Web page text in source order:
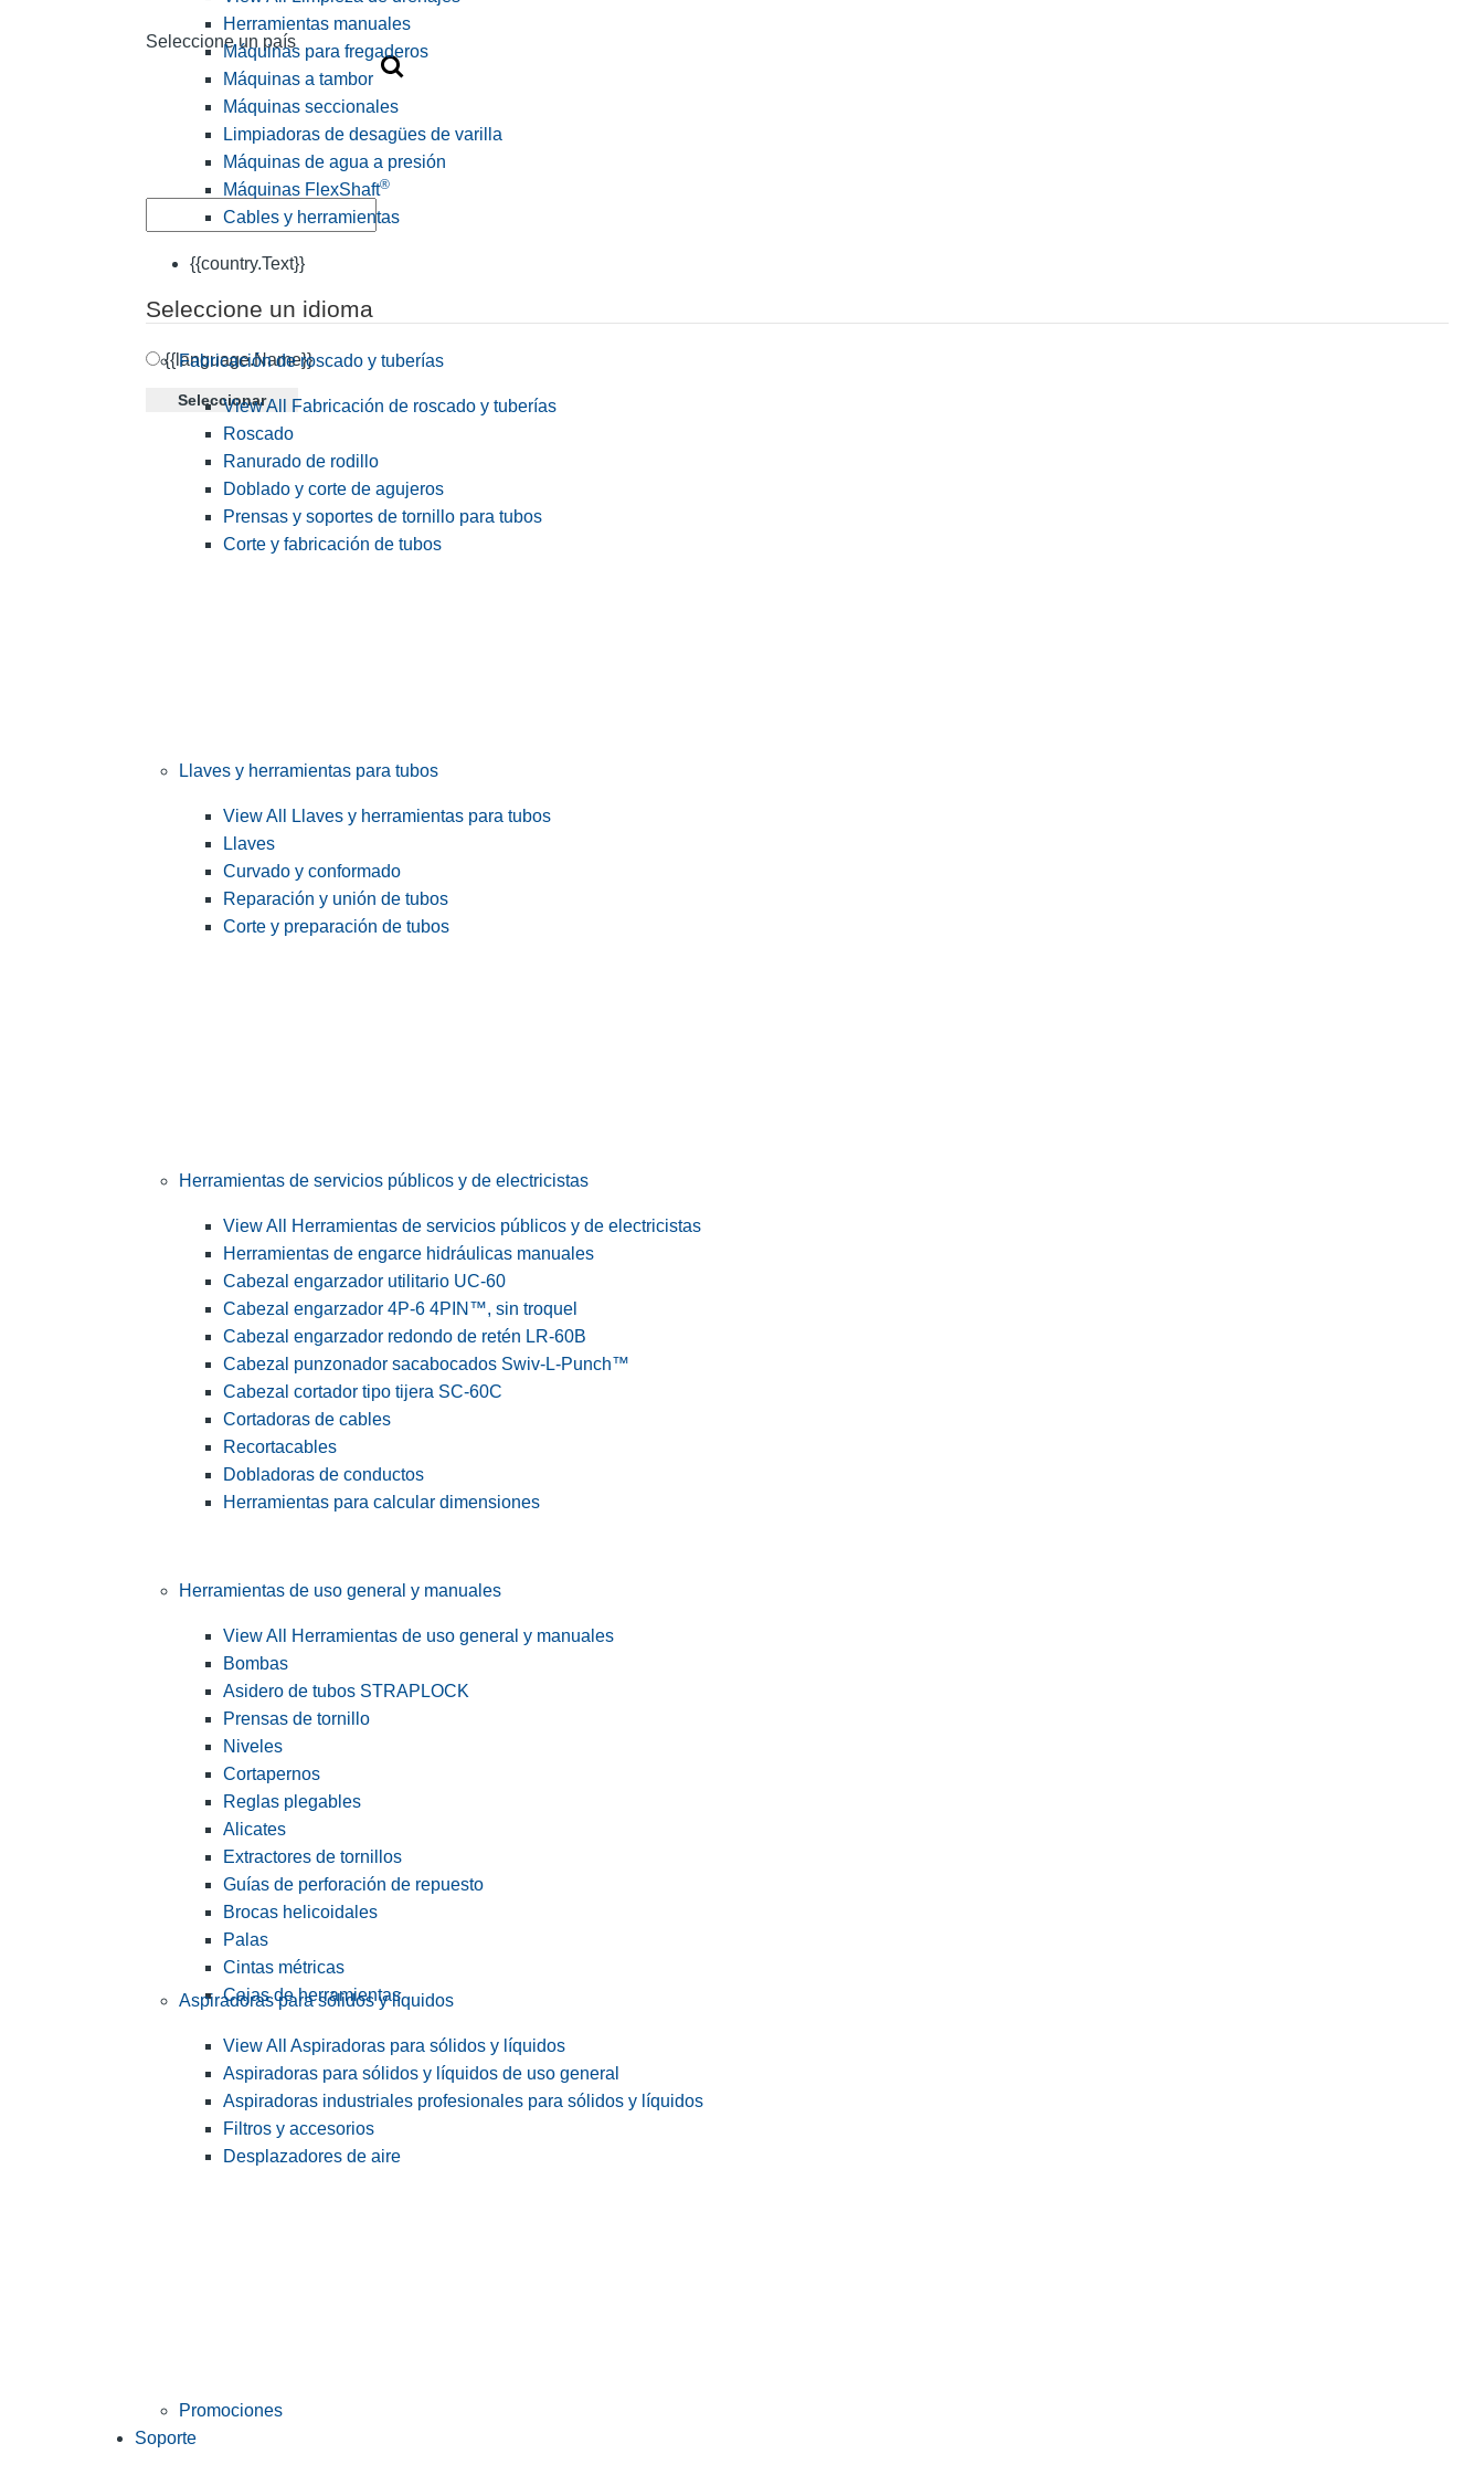
Seleccione un país
{{country.Text}}
Seleccione un idioma
{{language.Name}}
Seleccionar
Herramientas manuales
Máquinas para fregaderos
Máquinas a tambor
Máquinas seccionales
Limpiadoras de desagües de varilla
Máquinas de agua a presión
Máquinas FlexShaft®
Cables y herramientas
Fabricación de roscado y tuberías
View All Fabricación de roscado y tuberías
Roscado
Ranurado de rodillo
Doblado y corte de agujeros
Prensas y soportes de tornillo para tubos
Corte y fabricación de tubos
Llaves y herramientas para tubos
View All Llaves y herramientas para tubos
Llaves
Curvado y conformado
Reparación y unión de tubos
Corte y preparación de tubos
Herramientas de servicios públicos y de electricistas
View All Herramientas de servicios públicos y de electricistas
Herramientas de engarce hidráulicas manuales
Cabezal engarzador utilitario UC-60
Cabezal engarzador 4P-6 4PIN™, sin troquel
Cabezal engarzador redondo de retén LR-60B
Cabezal punzonador sacabocados Swiv-L-Punch™
Cabezal cortador tipo tijera SC-60C
Cortadoras de cables
Recortacables
Dobladoras de conductos
Herramientas para calcular dimensiones
Herramientas de uso general y manuales
View All Herramientas de uso general y manuales
Bombas
Asidero de tubos STRAPLOCK
Prensas de tornillo
Niveles
Cortapernos
Reglas plegables
Alicates
Extractores de tornillos
Guías de perforación de repuesto
Brocas helicoidales
Palas
Cintas métricas
Cajas de herramientas
Aspiradoras para sólidos y líquidos
View All Aspiradoras para sólidos y líquidos
Aspiradoras para sólidos y líquidos de uso general
Aspiradoras industriales profesionales para sólidos y líquidos
Filtros y accesorios
Desplazadores de aire
Promociones
Soporte